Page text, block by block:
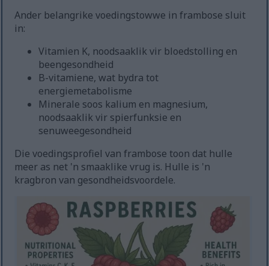
Ander belangrike voedingstowwe in frambose sluit
in:
Vitamien K, noodsaaklik vir bloedstolling en
beengesondheid
B-vitamiene, wat bydra tot
energiemetabolisme
Minerale soos kalium en magnesium,
noodsaaklik vir spierfunksie en
senuweegesondheid
Die voedingsprofiel van frambose toon dat hulle
meer as net 'n smaaklike vrug is. Hulle is 'n
kragbron van gesondheidsvoordele.